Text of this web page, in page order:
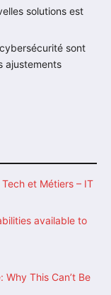
solutions est
sont
ajustements
et Métiers – IT
available to
This Can’t Be